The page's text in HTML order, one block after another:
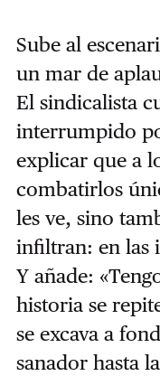
Sube al
un mar de
El sindicalista
interrumpido
explicar que a
combatirlos
les ve, sino
infiltran: en las
Y añade:
historia se
se excava a
sanador hasta